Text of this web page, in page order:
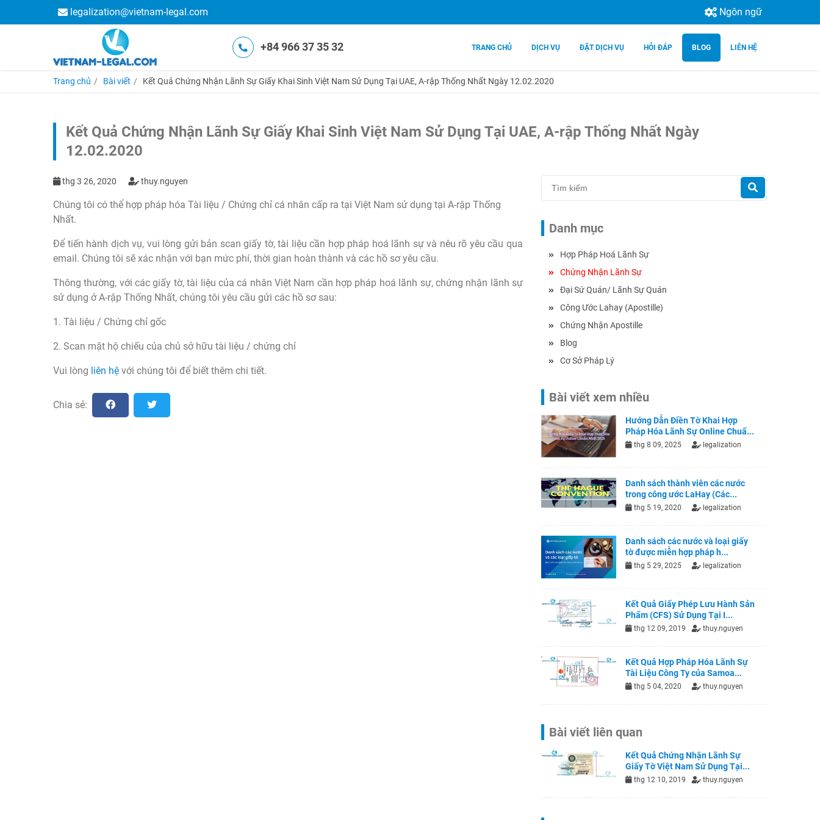
legalization@vietnam-legal.com Ngôn ngữ
+84 966 37 35 32 TRANG CHỦ DỊCH VỤ ĐẶT DỊCH VỤ HỎI ĐÁP BLOG LIÊN HỆ
Trang chủ Bài viết Kết Quả Chứng Nhận Lãnh Sự Giấy Khai Sinh Việt Nam Sử Dụng Tại UAE, A-rập Thống Nhất Ngày 12.02.2020
Kết Quả Chứng Nhận Lãnh Sự Giấy Khai Sinh Việt Nam Sử Dụng Tại UAE, A-rập Thống Nhất Ngày
12.02.2020
thg 3 26, 2020 thuy.nguyen
Chúng tôi có thể hợp pháp hóa Tài liệu / Chứng chỉ cá nhân cấp ra tại Việt Nam sử dụng tại A-rập Thống
Nhất.
Để tiến hành dịch vụ, vui lòng gửi bản scan giấy tờ, tài liệu cần hợp pháp hoá lãnh sự và nêu rõ yêu cầu qua
email. Chúng tôi sẽ xác nhận với bạn mức phí, thời gian hoàn thành và các hồ sơ yêu cầu.
Thông thường, với các giấy tờ, tài liệu của cá nhân Việt Nam cần hợp pháp hoá lãnh sự, chứng nhận lãnh sự
sử dụng ở A-rập Thống Nhất, chúng tôi yêu cầu gửi các hồ sơ sau:
1. Tài liệu / Chứng chỉ gốc
2. Scan mặt hộ chiếu của chủ sở hữu tài liệu / chứng chỉ
Vui lòng liên hệ với chúng tôi để biết thêm chi tiết.
Chia sẻ:
Danh mục
Hợp Pháp Hoá Lãnh Sự
Chứng Nhận Lãnh Sự
Đại Sứ Quán/ Lãnh Sự Quán
Công Ước Lahay (Apostille)
Chứng Nhận Apostille
Blog
Cơ Sở Pháp Lý
Bài viết xem nhiều
Hướng Dẫn Điền Tờ Khai Hợp
Pháp Hóa Lãnh Sự Online Chuẩ...
thg 8 09, 2025 legalization
Danh sách thành viên các nước
trong công ước LaHay (Các...
thg 5 19, 2020 legalization
Danh sách các nước và loại giấy
tờ được miễn hợp pháp h...
thg 5 29, 2025 legalization
Kết Quả Giấy Phép Lưu Hành Sản
Phẩm (CFS) Sử Dụng Tại I...
thg 12 09, 2019 thuy.nguyen
Kết Quả Hợp Pháp Hóa Lãnh Sự
Tài Liệu Công Ty của Samoa...
thg 5 04, 2020 thuy.nguyen
Bài viết liên quan
Kết Quả Chứng Nhận Lãnh Sự
Giấy Tờ Việt Nam Sử Dụng Tại...
thg 12 10, 2019 thuy.nguyen